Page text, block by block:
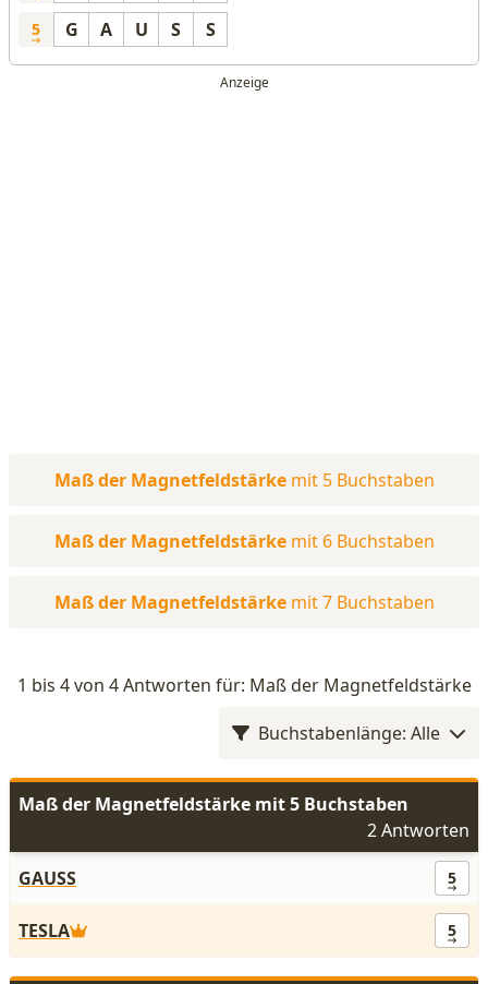
5 G A U S S
Maß der Magnetfeldstärke mit 5 Buchstaben
Maß der Magnetfeldstärke mit 6 Buchstaben
Maß der Magnetfeldstärke mit 7 Buchstaben
1 bis 4 von 4 Antworten für: Maß der Magnetfeldstärke
Buchstabenlänge: Alle
Maß der Magnetfeldstärke mit 5 Buchstaben
2 Antworten
GAUSS
5
TESLA 5